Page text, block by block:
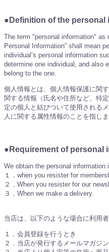
●Definition of the
The term "personal information" as
Personal Information” shall mean
individual’s personal information
determine one individual, and also
belong to the one.
個人情報とは、個人情報保護に関
関する情報（氏名や住所など、特
定の個人と結びついて使用される
人に関する属性情報のことを指しま
●Requirement of personal
We obtain the personal information
１．when you resister for
２．When you resister for our
３．When we make a delivery.
当店は、以下のような場合に利用
１．会員登録を行うとき
２．当店が発行するメールマガジ